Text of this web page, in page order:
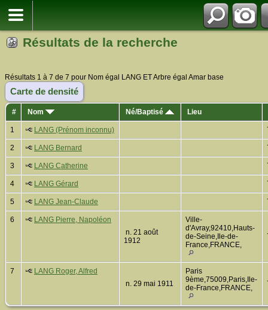
Résultats de la recherche
Résultats 1 à 7 de 7 pour Nom égal LANG ET Arbre égal Amar base
Carte de densité
# Nom Né/Baptisé Lieu
1 LANG (Prénom inconnu)
2 LANG Bernard
3 LANG Catherine
4 LANG Gérard
5 LANG Jean-Claude
6
LANG Pierre, Napoléon
n. 21 août
1912
Ville-
d'Avray,92410,Hauts-
de-Seine,Ile-de-
France,FRANCE,
7
LANG Roger, Alfred
n. 29 mai 1911
Paris
9ème,75009,Paris,Ile-
de-France,FRANCE,